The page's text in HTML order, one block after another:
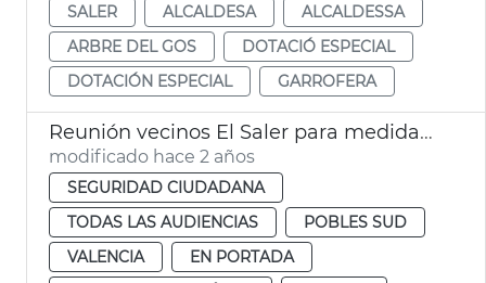
SALER
ALCALDESA
ALCALDESSA
ARBRE DEL GOS
DOTACIÓ ESPECIAL
DOTACIÓN ESPECIAL
GARROFERA
Reunión vecinos El Saler para medidas anti incendio
modificado hace 2 años
SEGURIDAD CIUDADANA
TODAS LAS AUDIENCIAS
POBLES SUD
VALENCIA
EN PORTADA